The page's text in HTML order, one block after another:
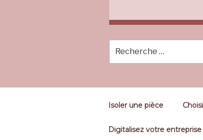
Isoler une pièce
Digitalisez votre entreprise